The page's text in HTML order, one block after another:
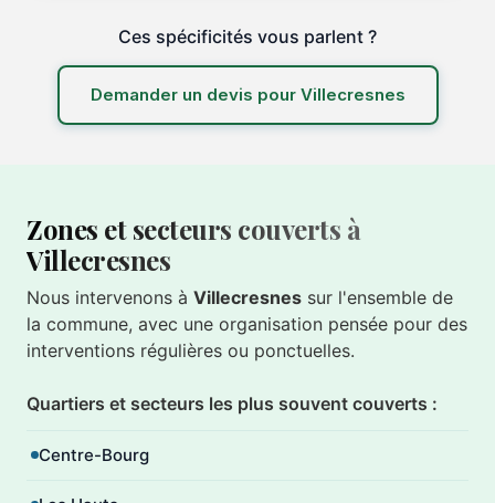
Ces spécificités vous parlent ?
Demander un devis pour Villecresnes
Zones et secteurs couverts à
Villecresnes
Nous intervenons à Villecresnes sur l'ensemble de
la commune, avec une organisation pensée pour des
interventions régulières ou ponctuelles.
Quartiers et secteurs les plus souvent couverts :
Centre-Bourg